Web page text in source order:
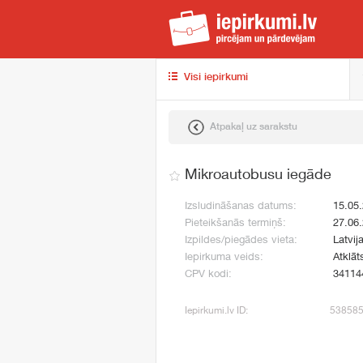
Visi iepirkumi
Atpakaļ uz sarakstu
Mikroautobusu iegāde
Izsludināšanas datums:
Pieteikšanās termiņš:
Izpildes/piegādes vieta:
Iepirkuma veids:
CPV kodi:
Iepirkumi.lv ID: